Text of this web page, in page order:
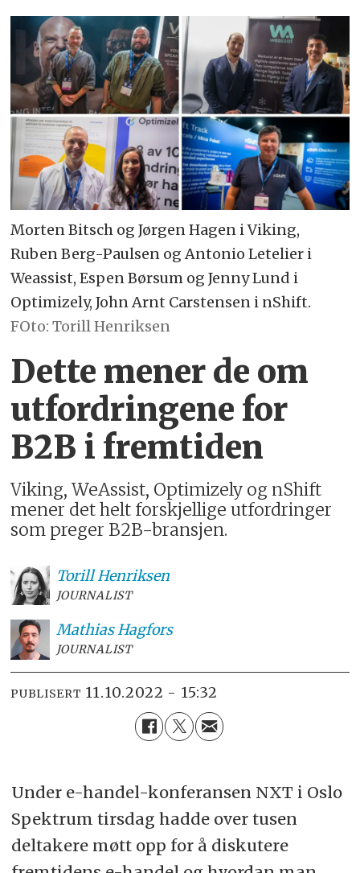
Morten Bitsch og Jørgen Hagen i Viking,
Ruben Berg-Paulsen og Antonio Letelier i
Weassist, Espen Børsum og Jenny Lund i
Optimizely, John Arnt Carstensen i nShift.
FOto: Torill Henriksen
Dette mener de om
utfordringene for
B2B i fremtiden
Viking, WeAssist, Optimizely og nShift
mener det helt forskjellige utfordringer
som preger B2B-bransjen.
Torill Henriksen
JOURNALIST
MathiasHagfors
JOURNALIST
PUBLISERT 11.10.2022 - 15:32
Under e-handel-konferansen NXT i Oslo
Spektrum tirsdag hadde over tusen
deltakere møtt opp for å diskutere